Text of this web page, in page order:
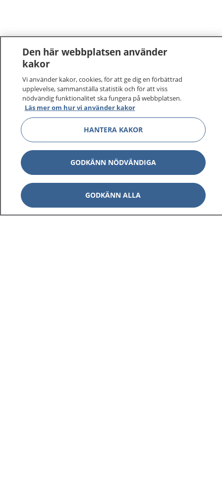
Den här webbplatsen använder
kakor
Vi använder kakor, cookies, för att ge dig en förbättrad
upplevelse, sammanställa statistik och för att viss
nödvändig funktionalitet ska fungera på webbplatsen.
Läs mer om hur vi använder kakor
HANTERA KAKOR
GODKÄNN NÖDVÄNDIGA
GODKÄNN ALLA